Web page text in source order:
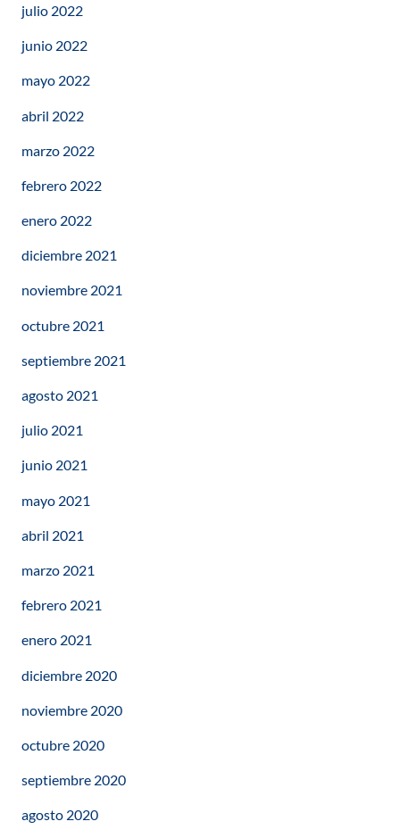
julio 2022
junio 2022
mayo 2022
abril 2022
marzo 2022
febrero 2022
enero 2022
diciembre 2021
noviembre 2021
octubre 2021
septiembre 2021
agosto 2021
julio 2021
junio 2021
mayo 2021
abril 2021
marzo 2021
febrero 2021
enero 2021
diciembre 2020
noviembre 2020
octubre 2020
septiembre 2020
agosto 2020